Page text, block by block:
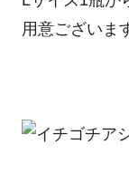
用意ございま